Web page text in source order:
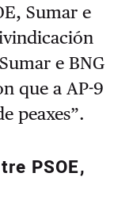
Sumar e
e BNG
que a AP-9
peaxes”.
PSOE,